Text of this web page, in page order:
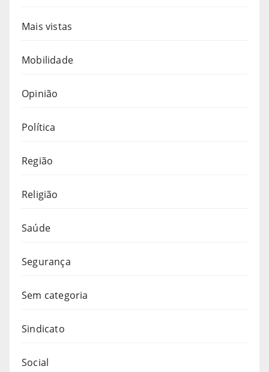
Mais vistas
Mobilidade
Opinião
Política
Região
Religião
Saúde
Segurança
Sem categoria
Sindicato
Social